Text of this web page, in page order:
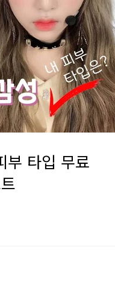
부 타입 무료